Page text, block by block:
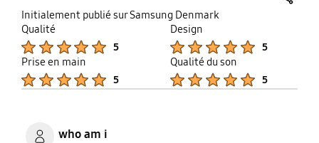
Initialement publié sur Samsung Denmark
Qualité
5
Design
5
Prise en main
5
Qualité du son
5
who am i